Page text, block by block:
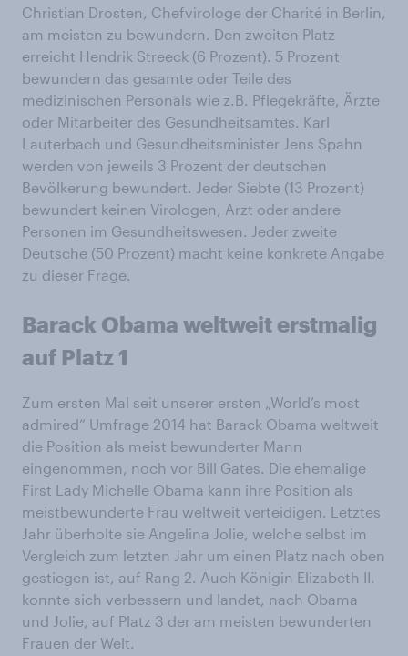
Christian Drosten, Chefvirologe der Charité in Berlin,
am meisten zu bewundern. Den zweiten Platz
erreicht Hendrik Streeck (6 Prozent). 5 Prozent
bewundern das gesamte oder Teile des
medizinischen Personals wie z.B. Pflegekräfte, Ärzte
oder Mitarbeiter des Gesundheitsamtes. Karl
Lauterbach und Gesundheitsminister Jens Spahn
werden von jeweils 3 Prozent der deutschen
Bevölkerung bewundert. Jeder Siebte (13 Prozent)
bewundert keinen Virologen, Arzt oder andere
Personen im Gesundheitswesen. Jeder zweite
Deutsche (50 Prozent) macht keine konkrete Angabe
zu dieser Frage.
Barack Obama weltweit erstmalig
auf Platz 1
Zum ersten Mal seit unserer ersten „World’s most
admired“ Umfrage 2014 hat Barack Obama weltweit
die Position als meist bewunderter Mann
eingenommen, noch vor Bill Gates. Die ehemalige
First Lady Michelle Obama kann ihre Position als
meistbewunderte Frau weltweit verteidigen. Letztes
Jahr überholte sie Angelina Jolie, welche selbst im
Vergleich zum letzten Jahr um einen Platz nach oben
gestiegen ist, auf Rang 2. Auch Königin Elizabeth II.
konnte sich verbessern und landet, nach Obama
und Jolie, auf Platz 3 der am meisten bewunderten
Frauen der Welt.